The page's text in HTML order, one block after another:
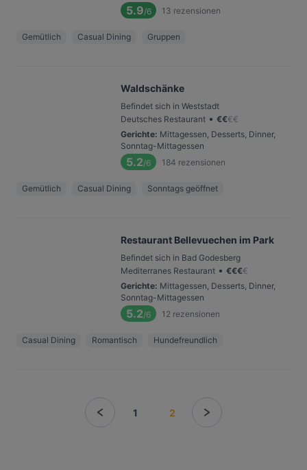
5.9/6 13 rezensionen
Gemütlich Casual Dining Gruppen
Waldschänke
Befindet sich in Weststadt
Deutsches Restaurant • €€€€
Gerichte: Mittagessen, Desserts, Dinner,
Sonntag-Mittagessen
5.2/6 184 rezensionen
Gemütlich Casual Dining Sonntags geöffnet
Restaurant Bellevuechen im Park
Befindet sich in Bad Godesberg
Mediterranes Restaurant • €€€€
Gerichte: Mittagessen, Desserts, Dinner,
Sonntag-Mittagessen
5.2/6 12 rezensionen
Casual Dining Romantisch Hundefreundlich
1 2